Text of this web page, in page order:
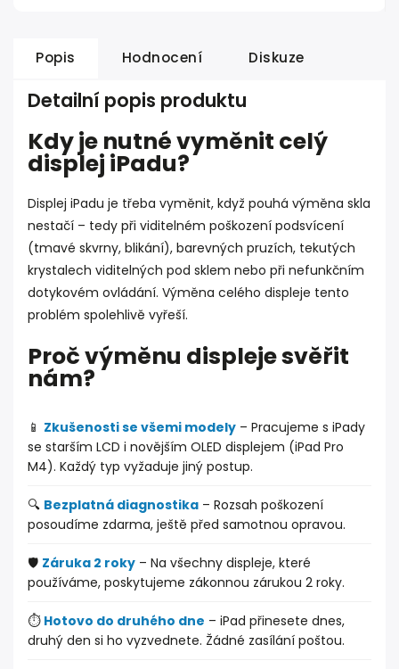
Popis Hodnocení Diskuze
Detailní popis produktu
Kdy je nutné vyměnit celý
displej iPadu?
Displej iPadu je třeba vyměnit, když pouhá výměna skla
nestačí – tedy při viditelném poškození podsvícení
(tmavé skvrny, blikání), barevných pruzích, tekutých
krystalech viditelných pod sklem nebo při nefunkčním
dotykovém ovládání. Výměna celého displeje tento
problém spolehlivě vyřeší.
Proč výměnu displeje svěřit
nám?
📱 Zkušenosti se všemi modely – Pracujeme s iPady
se starším LCD i novějším OLED displejem (iPad Pro
M4). Každý typ vyžaduje jiný postup.
🔍 Bezplatná diagnostika – Rozsah poškození
posoudíme zdarma, ještě před samotnou opravou.
🛡️ Záruka 2 roky – Na všechny displeje, které
používáme, poskytujeme zákonnou zárukou 2 roky.
⏱️ Hotovo do druhého dne – iPad přinesete dnes,
druhý den si ho vyzvednete. Žádné zasílání poštou.